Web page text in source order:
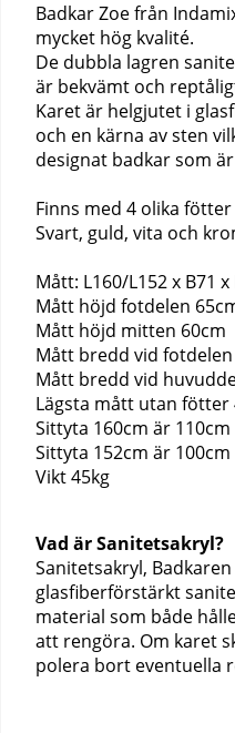
Badkar Zoe från
mycket hög kvalité.
De dubbla lagren
är bekvämt och
Karet är helgjutet i
och en kärna av sten
designat badkar som
Finns med 4 olika
Svart, guld, vita och
Mått: L160/L152 x B71
Mått höjd fotdelen
Mått höjd mitten 60cm
Mått bredd vid fotdelen
Mått bredd vid
Lägsta mått utan fötter
Sittyta 160cm är 110cm
Sittyta 152cm är 100cm
Vikt 45kg
Vad är Sanitetsakryl?
Sanitetsakryl,
glasfiberförstärkt
material som både
att rengöra. Om karet
polera bort eventuella